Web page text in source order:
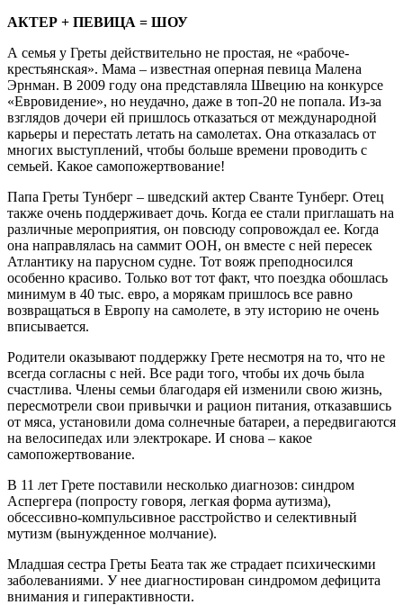
АКТЕР + ПЕВИЦА = ШОУ
А семья у Греты действительно не простая, не «рабоче-
крестьянская». Мама – известная оперная певица Малена
Эрнман. В 2009 году она представляла Швецию на конкурсе
«Евровидение», но неудачно, даже в топ-20 не попала. Из-за
взглядов дочери ей пришлось отказаться от международной
карьеры и перестать летать на самолетах. Она отказалась от
многих выступлений, чтобы больше времени проводить с
семьей. Какое самопожертвование!
Папа Греты Тунберг – шведский актер Сванте Тунберг. Отец
также очень поддерживает дочь. Когда ее стали приглашать на
различные мероприятия, он повсюду сопровождал ее. Когда
она направлялась на саммит ООН, он вместе с ней пересек
Атлантику на парусном судне. Тот вояж преподносился
особенно красиво. Только вот тот факт, что поездка обошлась
минимум в 40 тыс. евро, а морякам пришлось все равно
возвращаться в Европу на самолете, в эту историю не очень
вписывается.
Родители оказывают поддержку Грете несмотря на то, что не
всегда согласны с ней. Все ради того, чтобы их дочь была
счастлива. Члены семьи благодаря ей изменили свою жизнь,
пересмотрели свои привычки и рацион питания, отказавшись
от мяса, установили дома солнечные батареи, а передвигаются
на велосипедах или электрокаре. И снова – какое
самопожертвование.
В 11 лет Грете поставили несколько диагнозов: синдром
Аспергера (попросту говоря, легкая форма аутизма),
обсессивно-компульсивное расстройство и селективный
мутизм (вынужденное молчание).
Младшая сестра Греты Беата так же страдает психическими
заболеваниями. У нее диагностирован синдромом дефицита
внимания и гиперактивности.